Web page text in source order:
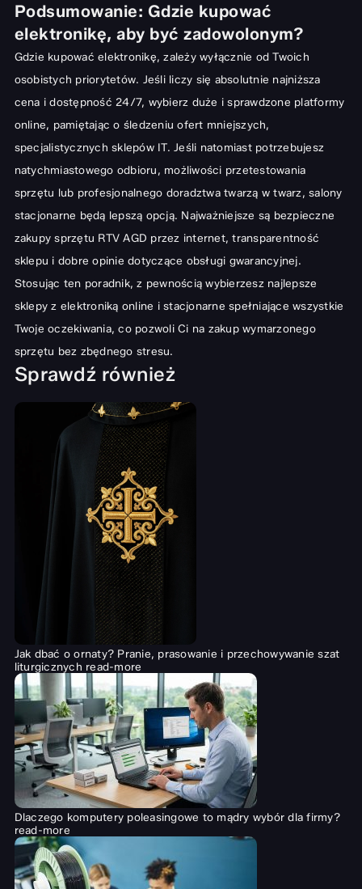
Podsumowanie: Gdzie kupować
elektronikę, aby być zadowolonym?
Gdzie kupować elektronikę, zależy wyłącznie od Twoich
osobistych priorytetów. Jeśli liczy się absolutnie najniższa
cena i dostępność 24/7, wybierz duże i sprawdzone platformy
online, pamiętając o śledzeniu ofert mniejszych,
specjalistycznych sklepów IT. Jeśli natomiast potrzebujesz
natychmiastowego odbioru, możliwości przetestowania
sprzętu lub profesjonalnego doradztwa twarzą w twarz, salony
stacjonarne będą lepszą opcją. Najważniejsze są bezpieczne
zakupy sprzętu RTV AGD przez internet, transparentność
sklepu i dobre opinie dotyczące obsługi gwarancyjnej.
Stosując ten poradnik, z pewnością wybierzesz najlepsze
sklepy z elektroniką online i stacjonarne spełniające wszystkie
Twoje oczekiwania, co pozwoli Ci na zakup wymarzonego
sprzętu bez zbędnego stresu.
Sprawdź również
Jak dbać o ornaty? Pranie, prasowanie i przechowywanie szat
liturgicznych read-more
Dlaczego komputery poleasingowe to mądry wybór dla firmy?
read-more